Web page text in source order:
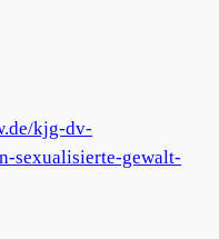
kjg-dv-
sexualisierte-gewalt-